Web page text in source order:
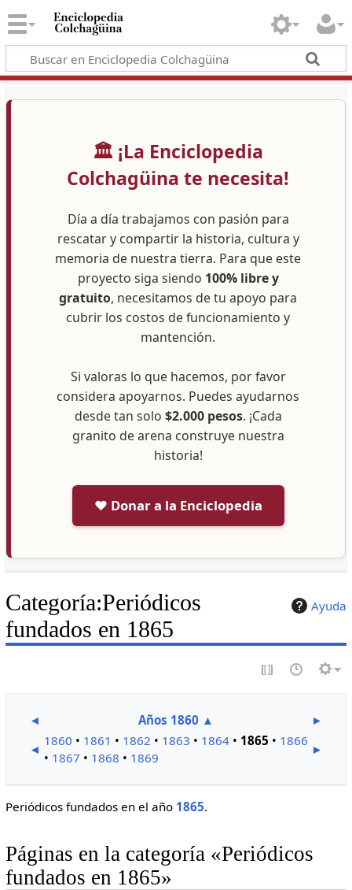
🏛️ ¡La Enciclopedia
Colchagüina te necesita!
Día a día trabajamos con pasión para
rescatar y compartir la historia, cultura y
memoria de nuestra tierra. Para que este
proyecto siga siendo 100% libre y
gratuito, necesitamos de tu apoyo para
cubrir los costos de funcionamiento y
mantención.
Si valoras lo que hacemos, por favor
considera apoyarnos. Puedes ayudarnos
desde tan solo $2.000 pesos. ¡Cada
granito de arena construye nuestra
historia!
❤️ Donar a la Enciclopedia
Ayuda
Categoría:Periódicos
fundados en 1865
◄ Años 1860 ▲
►
◄
1860 • 1861 • 1862 • 1863 • 1864 • 1865 • 1866
• 1867 • 1868 • 1869
►
Periódicos fundados en el año 1865.
Páginas en la categoría «Periódicos
fundados en 1865»